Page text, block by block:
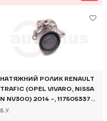
НАТЯЖНИЙ РОЛИК RENAULT
TRAFIC (OPEL VIVARO, NISSA
N NV300) 2014 -, 117505337R
Б/В
Б.У.